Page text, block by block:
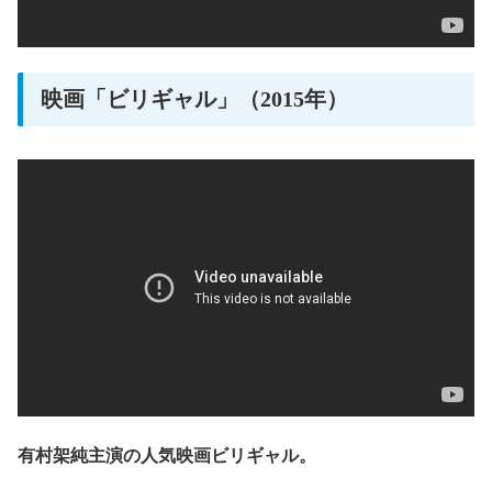
映画「ビリギャル」（2015年）
有村架純主演の人気映画ビリギャル。